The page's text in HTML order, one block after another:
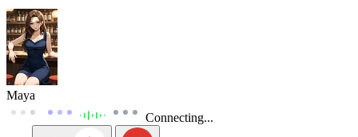
Maya
Connecting...